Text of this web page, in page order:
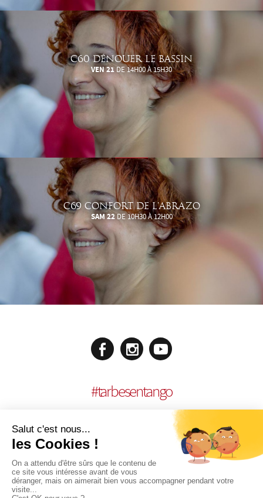
C60 DÉNOUER LE BASSIN
VEN 21 DE 14H00 À 15H30
C69 CONFORT DE L'ABRAZO
SAM 22 DE 10H30 À 12H00
#tarbesentango